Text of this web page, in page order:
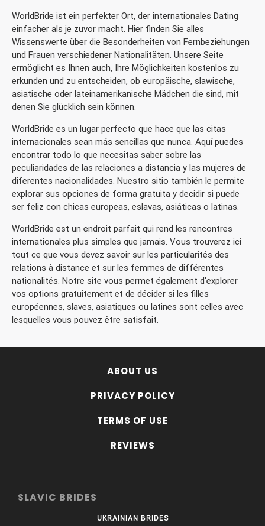
WorldBride ist ein perfekter Ort, der internationales Dating
einfacher als je zuvor macht. Hier finden Sie alles
Wissenswerte über die Besonderheiten von Fernbeziehungen
und Frauen verschiedener Nationalitäten. Unsere Seite
ermöglicht es Ihnen auch, Ihre Möglichkeiten kostenlos zu
erkunden und zu entscheiden, ob europäische, slawische,
asiatische oder lateinamerikanische Mädchen die sind, mit
denen Sie glücklich sein können.
WorldBride es un lugar perfecto que hace que las citas
internacionales sean más sencillas que nunca. Aquí puedes
encontrar todo lo que necesitas saber sobre las
peculiaridades de las relaciones a distancia y las mujeres de
diferentes nacionalidades. Nuestro sitio también le permite
explorar sus opciones de forma gratuita y decidir si puede
ser feliz con chicas europeas, eslavas, asiáticas o latinas.
WorldBride est un endroit parfait qui rend les rencontres
internationales plus simples que jamais. Vous trouverez ici
tout ce que vous devez savoir sur les particularités des
relations à distance et sur les femmes de différentes
nationalités. Notre site vous permet également d'explorer
vos options gratuitement et de décider si les filles
européennes, slaves, asiatiques ou latines sont celles avec
lesquelles vous pouvez être satisfait.
ABOUT US
PRIVACY POLICY
TERMS OF USE
REVIEWS
SLAVIC BRIDES
UKRAINIAN BRIDES